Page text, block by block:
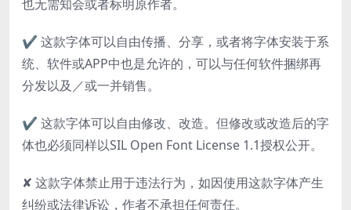
也无需知会或者标明原作者。
✔ 这款字体可以自由传播、分享，或者将字体安装于系
统、软件或APP中也是允许的，可以与任何软件捆绑再
分发以及／或一并销售。
✔ 这款字体可以自由修改、改造。但修改或改造后的字
体也必须同样以SIL Open Font License 1.1授权公开。
✘ 这款字体禁止用于违法行为，如因使用这款字体产生
纠纷或法律诉讼，作者不承担任何责任。